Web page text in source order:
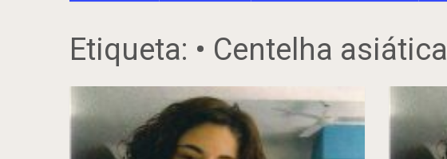
Etiqueta: • Centelha asiática